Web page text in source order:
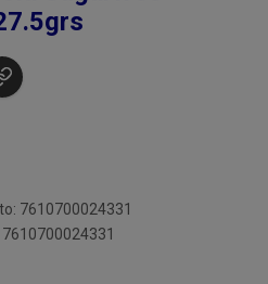
7610700024331